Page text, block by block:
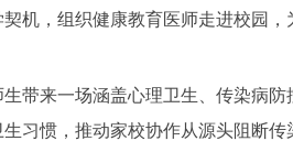
，组织健康教育医师走进校园，
来一场涵盖心理卫生、传染病防
习惯，推动家校协作从源头阻断